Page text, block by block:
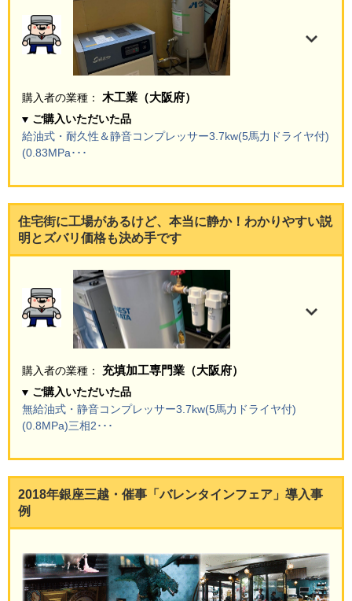
購入者の業種： 木工業（大阪府）
ご購入いただいた品
給油式・耐久性＆静音コンプレッサー3.7kw(5馬力ドライヤ付)
(0.83MPa･･･
住宅街に工場があるけど、本当に静か！わかりやすい説
明とズバリ価格も決め手です
購入者の業種： 充填加工専門業（大阪府）
ご購入いただいた品
無給油式・静音コンプレッサー3.7kw(5馬力ドライヤ付)
(0.8MPa)三相2･･･
2018年銀座三越・催事「バレンタインフェア」導入事
例